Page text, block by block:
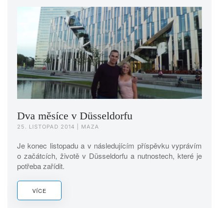
Dva měsíce v Düsseldorfu
25. LISTOPAD 2014 | MAZA
Je konec listopadu a v následujícím příspěvku vyprávím
o začátcích, životě v Düsseldorfu a nutnostech, které je
potřeba zařídit.
VÍCE